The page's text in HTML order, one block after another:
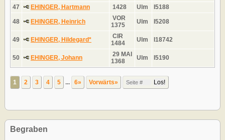
47 EHINGER, Hartmann 1428 Ulm I5188
48 EHINGER, Heinrich
VOR
1375
Ulm I5208
49 EHINGER, Hildegard*
CIR
1484
Ulm I18742
50 EHINGER, Johann
29 MAI
1368
Ulm I5190
1 2 3 4 5 ... 6» Vorwärts»
Begraben